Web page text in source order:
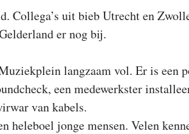
Collega’s uit bieb Utrecht en
er nog bij.
langzaam vol. Er is een
een medewerkster
van kabels.
heleboel jonge mensen. Velen